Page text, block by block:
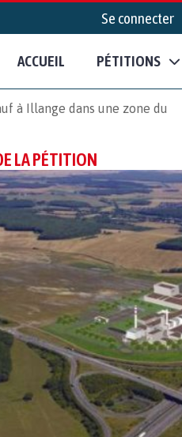
Se connecter
ACCUEIL PÉTITIONS
à Illange dans une zone du
LA PÉTITION